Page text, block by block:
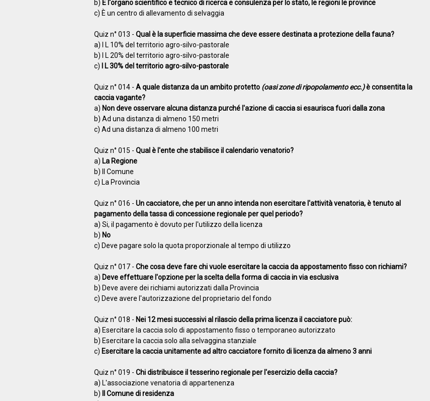
b) È l'organo scientifico e tecnico di ricerca e consulenza per lo stato, le regioni le province
c) È un centro di allevamento di selvaggia
Quiz n° 013 - Qual è la superficie massima che deve essere destinata a protezione della fauna?
a) I L 10% del territorio agro-silvo-pastorale
b) I L 20% del territorio agro-silvo-pastorale
c)
I L 30% del territorio agro-silvo-pastorale
Quiz n° 014 - A quale distanza da un ambito protetto (oasi zone di ripopolamento ecc.)è consentita la
caccia vagante?
a) Non deve osservare alcuna distanza purché l'azione di caccia si esaurisca fuori dalla zona
b) Ad una distanza di almeno 150 metri
c) Ad una distanza di almeno 100 metri
Quiz n° 015 - Qual è l'ente che stabilisce il calendario venatorio?
a) La Regione
b) Il Comune
c) La Provincia
Quiz n° 016 - Un cacciatore, che per un anno intenda non esercitare l'attività venatoria, è tenuto al
pagamento della tassa di concessione regionale per quel periodo?
a) Si, il pagamento è dovuto per l'utilizzo della licenza
b) No
c) Deve pagare solo la quota proporzionale al tempo di utilizzo
Quiz n° 017 - Che cosa deve fare chi vuole esercitare la caccia da appostamento fisso con richiami?
a) Deve effettuare l'opzione per la scelta della forma di caccia in via esclusiva
b) Deve avere dei richiami autorizzati dalla Provincia
c) Deve avere l'autorizzazione del proprietario del fondo
Quiz n° 018 - Nei 12 mesi successivi al rilascio della prima licenza il cacciatore può:
a) Esercitare la caccia solo di appostamento fisso o temporaneo autorizzato
b) Esercitare la caccia solo alla selvaggina stanziale
c) Esercitare la caccia unitamente ad altro cacciatore fornito di licenza da almeno 3 anni
Quiz n° 019 - Chi distribuisce il tesserino regionale per l'esercizio della caccia?
a) L'associazione venatoria di appartenenza
b)
Il Comune di residenza